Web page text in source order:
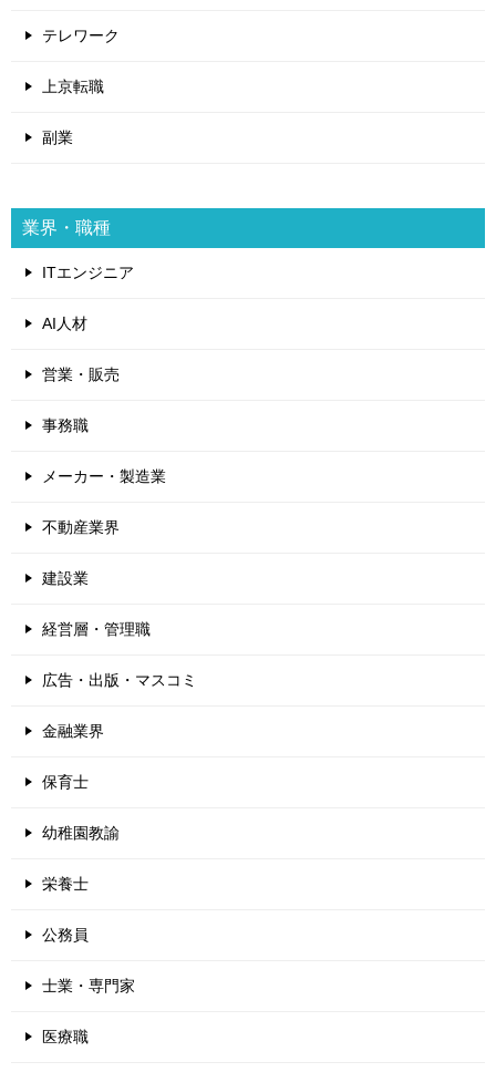
テレワーク
上京転職
副業
業界・職種
ITエンジニア
AI人材
営業・販売
事務職
メーカー・製造業
不動産業界
建設業
経営層・管理職
広告・出版・マスコミ
金融業界
保育士
幼稚園教諭
栄養士
公務員
士業・専門家
医療職